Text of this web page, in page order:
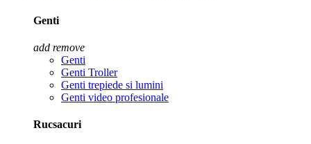
Genti
add remove
Genti
Genti Troller
Genti trepiede si lumini
Genti video profesionale
Rucsacuri